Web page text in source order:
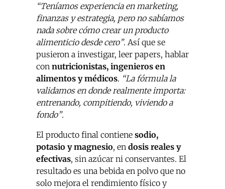
“Teníamos experiencia en marketing,
finanzas y estrategia, pero no sabíamos
nada sobre cómo crear un producto
alimenticio desde cero”. Así que se
pusieron a investigar, leer papers, hablar
con nutricionistas, ingenieros en
alimentos y médicos. “La fórmula la
validamos en donde realmente importa:
entrenando, compitiendo, viviendo a
fondo”.
El producto final contiene sodio,
potasio y magnesio, en dosis reales y
efectivas, sin azúcar ni conservantes. El
resultado es una bebida en polvo que no
solo mejora el rendimiento físico y